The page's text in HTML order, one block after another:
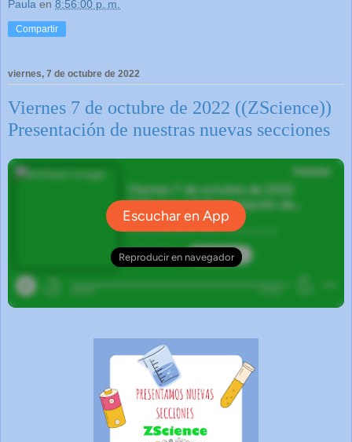
Paula en 8:56:00 p. m.
Compartir
viernes, 7 de octubre de 2022
Viernes 7 de octubre de 2022 ((ZScience))
Presentación de nuestras nuevas secciones